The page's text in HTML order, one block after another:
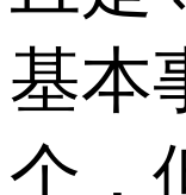
基本
个，